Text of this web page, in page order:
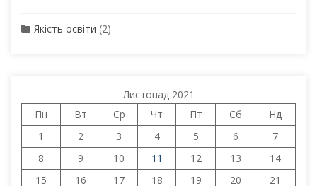
Якість освіти (2)
Листопад 2021
Пн
Вт Ср Чт Пт Сб
Нд
1
2 3 4 5 6
7
8
9 10 11 12 13
14
15
16 17 18 19 20
21